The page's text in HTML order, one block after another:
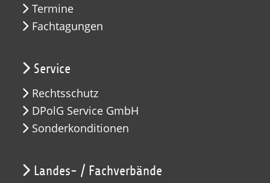
Termine
Fachtagungen
Service
Rechtsschutz
DPolG Service GmbH
Sonderkonditionen
Landes- / Fachverbände